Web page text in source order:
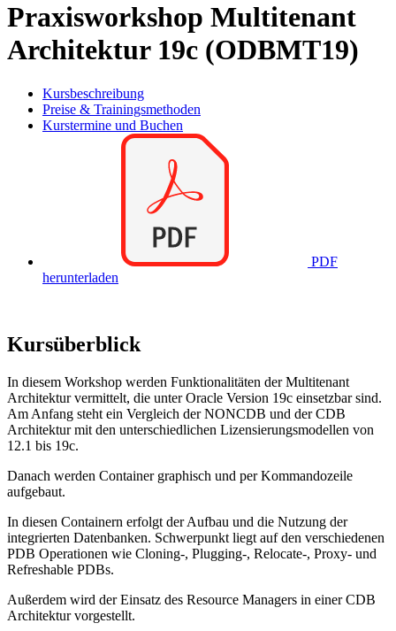
Praxisworkshop Multitenant
Architektur 19c (ODBMT19)
Kursbeschreibung
Preise & Trainingsmethoden
Kurstermine und Buchen
PDF
herunterladen
Kursüberblick
In diesem Workshop werden Funktionalitäten der Multitenant
Architektur vermittelt, die unter Oracle Version 19c einsetzbar sind.
Am Anfang steht ein Vergleich der NONCDB und der CDB
Architektur mit den unterschiedlichen Lizensierungsmodellen von
12.1 bis 19c.
Danach werden Container graphisch und per Kommandozeile
aufgebaut.
In diesen Containern erfolgt der Aufbau und die Nutzung der
integrierten Datenbanken. Schwerpunkt liegt auf den verschiedenen
PDB Operationen wie Cloning-, Plugging-, Relocate-, Proxy- und
Refreshable PDBs.
Außerdem wird der Einsatz des Resource Managers in einer CDB
Architektur vorgestellt.